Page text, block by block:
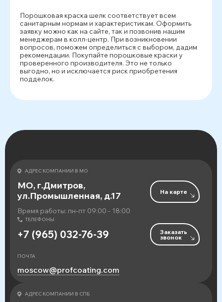
Порошковая краска шелк соответствует всем
санитарным нормам и характеристикам. Оформить
заявку можно как на сайте, так и позвонив нашим
менеджерам в колл-центр. При возникновении
вопросов, поможем определиться с выбором, дадим
рекомендации. Покупайте порошковые краски у
проверенного производителя. Это не только
выгодно, но и исключается риск приобретения
подделок.
АДРЕС КОМПАНИИ В МО
МО, г.Дмитров,
ул.Промышленная, д.17
Время работы: пн-пт 09:00 - 18:00
На карте
ТЕЛЕФОНЫ
+7 (965) 032-76-39 Заказать
звонок
ПОЧТА
moscow@profcoating.com
АДРЕС КОМПАНИИ В СПБ